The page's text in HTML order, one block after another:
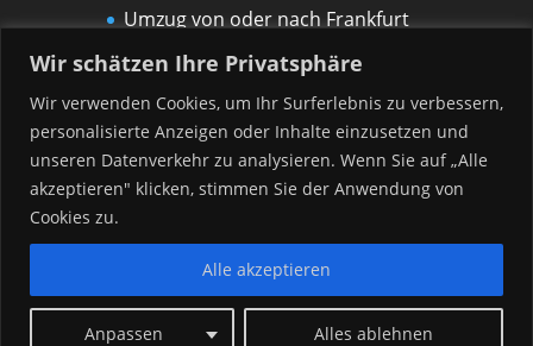
Wir schätzen Ihre Privatsphäre
Wir verwenden Cookies, um Ihr Surferlebnis zu verbessern,
personalisierte Anzeigen oder Inhalte einzusetzen und
unseren Datenverkehr zu analysieren. Wenn Sie auf „Alle
akzeptieren" klicken, stimmen Sie der Anwendung von
Cookies zu.
Anpassen Alles ablehnen
Alle akzeptieren
Umzug von oder nach Frankfurt
am Main
Umzug von oder nach Leipzig
Umzug von oder nach Rostock
Umzug von oder nach Düsseldorf